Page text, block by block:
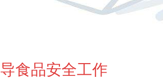
导食品安全工作